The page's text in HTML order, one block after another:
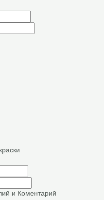
и Коментарий